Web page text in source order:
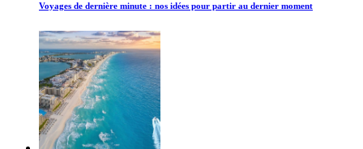
Voyages de dernière minute : nos idées pour partir au dernier moment